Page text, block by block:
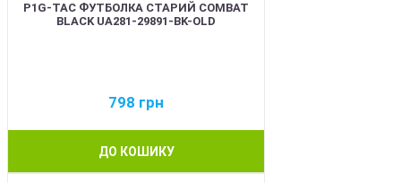
P1G-TAC ФУТБОЛКА СТАРИЙ COMBAT
BLACK UA281-29891-BK-OLD
798 грн
ДО КОШИКУ